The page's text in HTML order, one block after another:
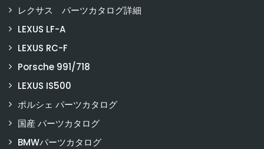
レクサス パーツカタログ詳細
LEXUS LF-A
LEXUS RC-F
Porsche 991/718
LEXUS IS500
ポルシェ パーツカタログ
国産 パーツカタログ
BMWパーツカタログ